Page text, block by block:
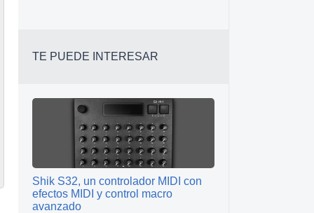
TE PUEDE INTERESAR
Shik S32, un controlador MIDI con
efectos MIDI y control macro
avanzado